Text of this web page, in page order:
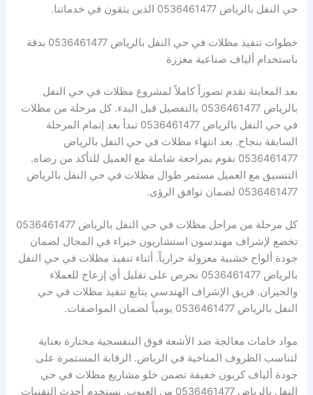
حي النفل بالرياض 0536461477 الذين يثقون في خدماتنا.
خطوات تنفيذ مظلات في حي النفل بالرياض 0536461477 بدقة
باستخدام ألياف صناعية معززة
بعد المعاينة نقدم تصوراً كاملاً لمشروع مظلات في حي النفل
بالرياض 0536461477 بالتفصيل قبل البدء. كل مرحلة من مظلات
في حي النفل بالرياض 0536461477 تبدأ بعد إتمام المرحلة
السابقة بنجاح. بعد انتهاء مظلات في حي النفل بالرياض
0536461477 نقوم بمراجعة شاملة مع العميل للتأكد من رضاه.
التنسيق مع العميل مستمر طوال مظلات في حي النفل بالرياض
0536461477 لضمان توافق الرؤى.
كل مرحلة من مراحل مظلات في حي النفل بالرياض 0536461477
تخضع لإشراف مهندسون استشاريون خبراء في المجال لضمان
جودة ألواح خشبية معزولة حرارياً. أثناء تنفيذ مظلات في حي النفل
بالرياض 0536461477 نحرص على تقليل أي إزعاج للعملاء
والجيران. فريق الإشراف الهندسي يتابع تنفيذ مظلات في حي
النفل بالرياض 0536461477 يومياً لضمان المواصفات.
مواد خامات معالجة ضد الأشعة فوق البنفسجية مختارة بعناية
لتناسب الظروف المناخية في الرياض. الرقابة المستمرة على
جودة ألياف كربون خفيفة تضمن خلو مشاريع مظلات في حي
النفل بالرياض 0536461477 من العيوب. نستخدم أحدث التقنيات